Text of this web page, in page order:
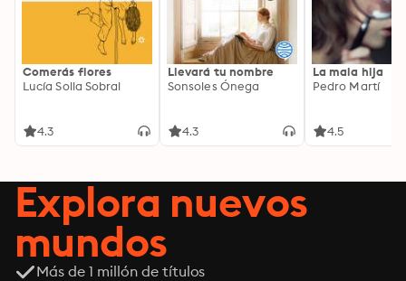
Comerás flores
Lucía Solla Sobral
4.3
Llevará tu nombre
Sonsoles Ónega
4.3
La mala hija
Pedro Martí
4.5
Explora nuevos
mundos
Más de 1 millón de títulos